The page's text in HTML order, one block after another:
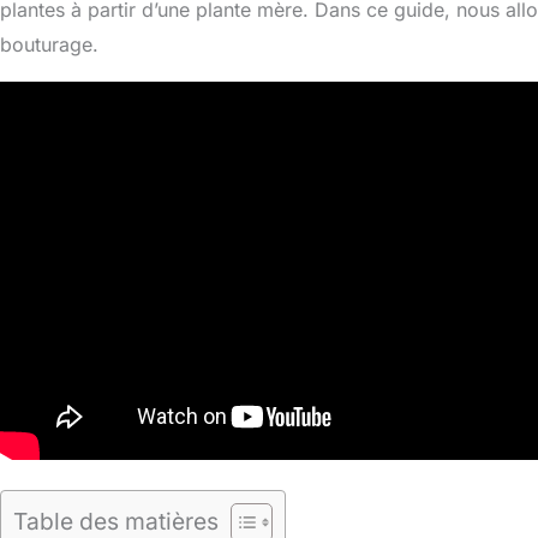
plantes à partir d’une plante mère. Dans ce guide, nous
bouturage.
Table des matières